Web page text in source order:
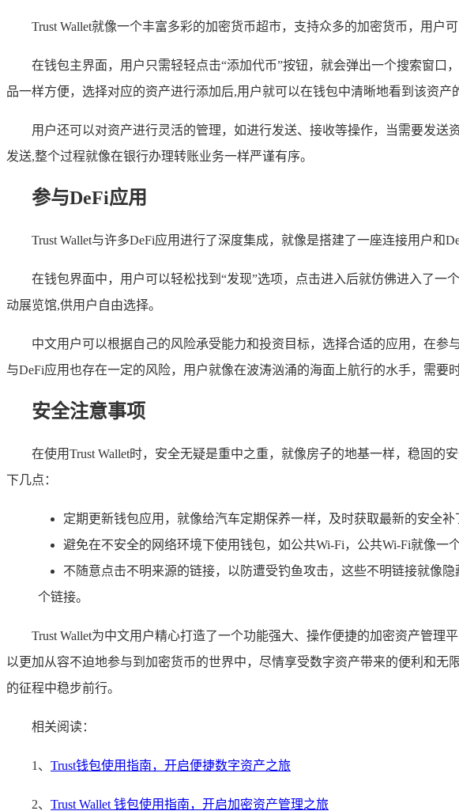
Trust Wallet就像一个丰富多彩的加密货币超市，支持众多的加密货币，用户
在钱包主界面，用户只需轻轻点击“添加代币”按钮，就会弹出一个搜索窗
品一样方便，选择对应的资产进行添加后,用户就可以在钱包中清晰地看到该资产
用户还可以对资产进行灵活的管理，如进行发送、接收等操作，当需要发
发送,整个过程就像在银行办理转账业务一样严谨有序。
参与DeFi应用
Trust Wallet与许多DeFi应用进行了深度集成，就像是搭建了一座连接用户和
在钱包界面中，用户可以轻松找到“发现”选项，点击进入后就仿佛进入了
动展览馆,供用户自由选择。
中文用户可以根据自己的风险承受能力和投资目标，选择合适的应用，在
与DeFi应用也存在一定的风险，用户就像在波涛汹涌的海面上航行的水手，需要
安全注意事项
在使用Trust Wallet时，安全无疑是重中之重，就像房子的地基一样，稳固
下几点：
定期更新钱包应用，就像给汽车定期保养一样，及时获取最新的安全
避免在不安全的网络环境下使用钱包，如公共Wi-Fi，公共Wi-Fi就像一
不随意点击不明来源的链接，以防遭受钓鱼攻击，这些不明链接就像
个链接。
Trust Wallet为中文用户精心打造了一个功能强大、操作便捷的加密资产管
以更加从容不迫地参与到加密货币的世界中，尽情享受数字资产带来的便利和
的征程中稳步前行。
相关阅读：
1、 Trust钱包使用指南，开启便捷数字资产之旅
2、 Trust Wallet 钱包使用指南，开启加密资产管理之旅